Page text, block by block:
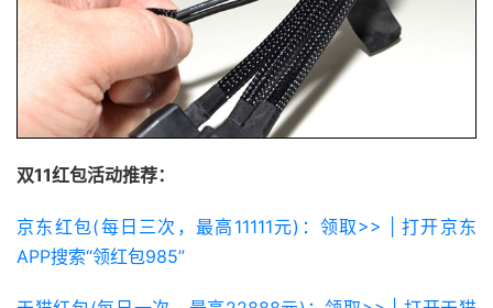
双11红包活动推荐：
京东红包(每日三次，最高11111元)：领取>> | 打开京东
APP搜索“领红包985”